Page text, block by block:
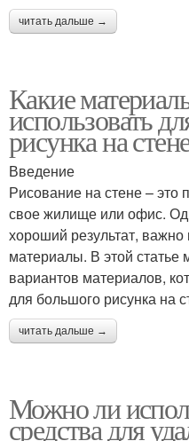
читать дальше →
Какие
использовать
рисунка на
Введение
Рисование на стене – это
свое жилище или офис.
хороший результат,
материалы. В этой статье
вариантов материалов,
для большого рисунка на
читать дальше →
Можно ли
средства для